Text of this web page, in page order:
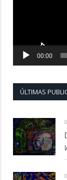
00:00
ÚLTIMAS